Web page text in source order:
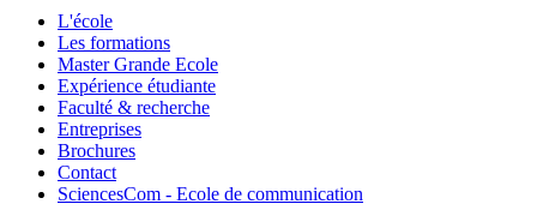
L'école
Les formations
Master Grande Ecole
Expérience étudiante
Faculté & recherche
Entreprises
Brochures
Contact
SciencesCom - Ecole de communication